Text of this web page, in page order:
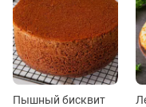
Пышный бисквит